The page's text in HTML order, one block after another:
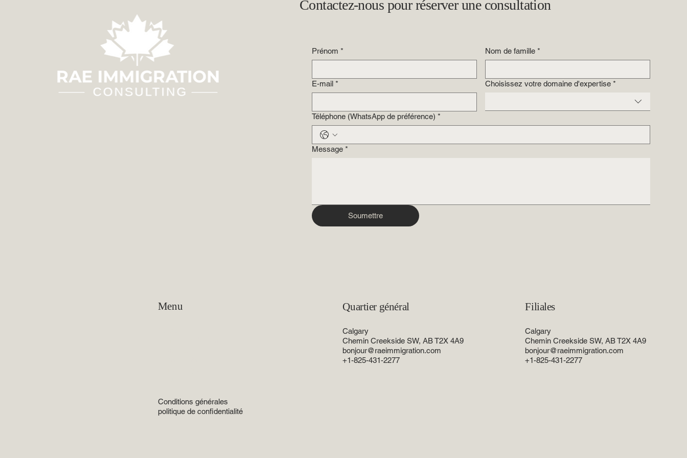
Contactez-nous pour réserver une consultation
Prénom * Nom de famille *
E-mail * Choisissez votre domaine d'expertise *
Téléphone (WhatsApp de préférence) *
Message *
Soumettre
Menu
Conditions générales
politique de confidentialité
Quartier général
Calgary
Chemin Creekside SW, AB T2X 4A9
bonjour@raeimmigration.com
+1-825-431-2277
Filiales
Calgary
Chemin Creekside SW, AB T2X 4A9
bonjour@raeimmigration.com
+1-825-431-2277